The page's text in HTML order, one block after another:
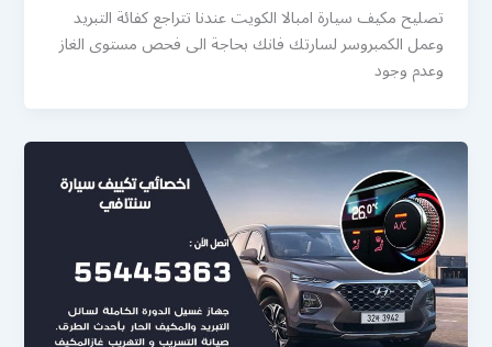
تصليح مكيف سيارة امبالا الكويت عندنا تتراجع كفائة التبريد
وعمل الكمبروسر لسارتك فانك بحاجة الى فحص مستوى الغاز
وعدم وجود